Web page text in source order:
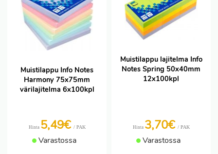
Muistilappu Info Notes
Harmony 75x75mm
värilajitelma 6x100kpl
Hinta 5,49€ / PAK
Varastossa
Muistilappu lajitelma Info
Notes Spring 50x40mm
12x100kpl
Hinta 3,70€ / PAK
Varastossa